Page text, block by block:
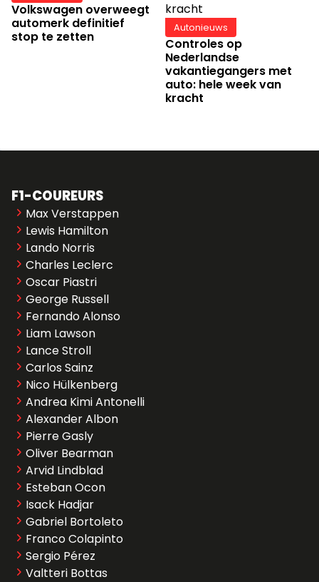
Volkswagen overweegt
automerk definitief
stop te zetten
Autonieuws
Controles op
Nederlandse
vakantiegangers met
auto: hele week van
kracht
F1-COUREURS
Max Verstappen
Lewis Hamilton
Lando Norris
Charles Leclerc
Oscar Piastri
George Russell
Fernando Alonso
Liam Lawson
Lance Stroll
Carlos Sainz
Nico Hülkenberg
Andrea Kimi Antonelli
Alexander Albon
Pierre Gasly
Oliver Bearman
Arvid Lindblad
Esteban Ocon
Isack Hadjar
Gabriel Bortoleto
Franco Colapinto
Sergio Pérez
Valtteri Bottas